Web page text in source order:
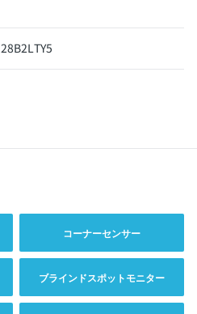
28B2LTY5
コーナーセンサー
ブラインドスポットモニター